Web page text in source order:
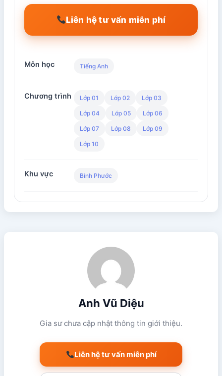
Liên hệ tư vấn miễn phí
Môn học Tiếng Anh
Chương trình Lớp 01 Lớp 02 Lớp 03
Lớp 04 Lớp 05 Lớp 06
Lớp 07 Lớp 08 Lớp 09
Lớp 10
Khu vực Bình Phước
Anh Vũ Diệu
Gia sư chưa cập nhật thông tin giới thiệu.
Liên hệ tư vấn miễn phí